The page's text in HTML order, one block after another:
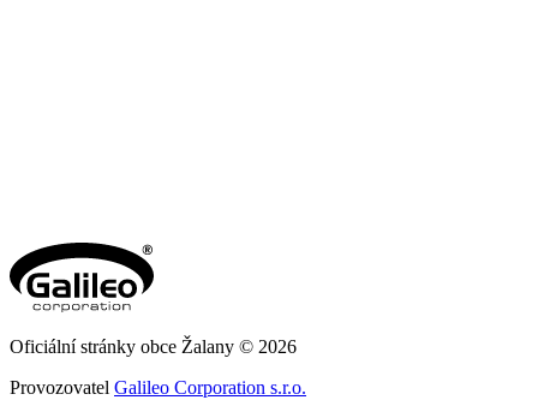
Oficiální stránky obce Žalany © 2026
Provozovatel Galileo Corporation s.r.o.